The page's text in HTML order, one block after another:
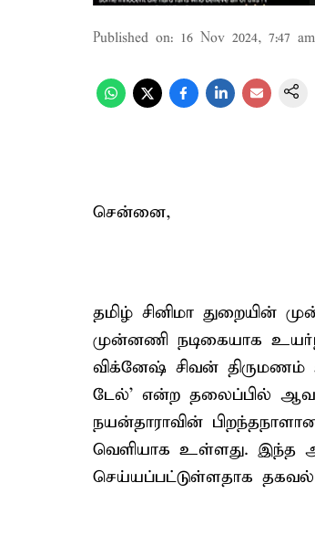
Published on: 16 Nov 2024, 7:47 am
சென்னை,
தமிழ் சினிமா துறையின்
முன்னணி நடிகையாக
விக்னேஷ் சிவன் திருமணம்
டேல்' என்ற தலைப்பில்
நயன்தாராவின்
வெளியாக உள்ளது. இந்த
செய்யப்பட்டுள்ளதாக தகவல்